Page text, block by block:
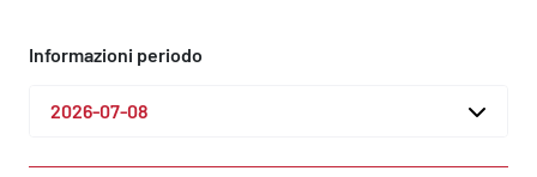
Informazioni periodo
2026-07-08